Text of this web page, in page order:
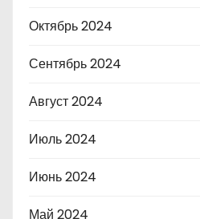
Октябрь 2024
Сентябрь 2024
Август 2024
Июль 2024
Июнь 2024
Май 2024